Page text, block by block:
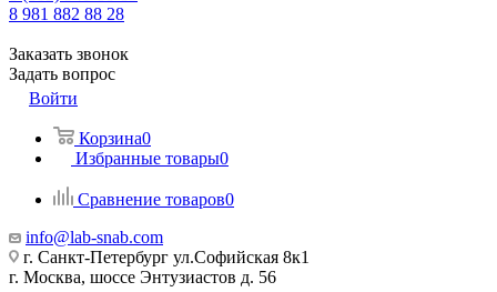
8 981 882 88 28
Заказать звонок
Задать вопрос
Войти
Корзина0
Избранные товары0
Сравнение товаров0
info@lab-snab.com
г. Санкт-Петербург ул.Софийская 8к1
г. Москва, шоссе Энтузиастов д. 56